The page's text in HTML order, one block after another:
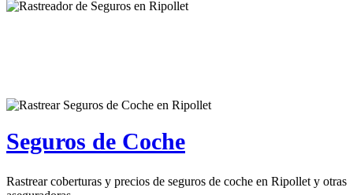
Seguros de Coche
Rastrear coberturas y precios de seguros de coche en Ripollet y otras